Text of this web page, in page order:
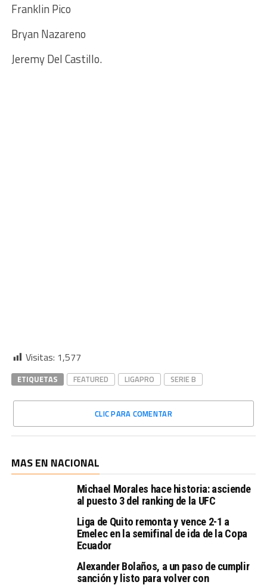
Franklin Pico
Bryan Nazareno
Jeremy Del Castillo.
Visitas: 1,577
ETIQUETAS FEATURED LIGAPRO SERIE B
CLIC PARA COMENTAR
MAS EN NACIONAL
Michael Morales hace historia: asciende
al puesto 3 del ranking de la UFC
Liga de Quito remonta y vence 2-1 a
Emelec en la semifinal de ida de la Copa
Ecuador
Alexander Bolaños, a un paso de cumplir
sanción y listo para volver con